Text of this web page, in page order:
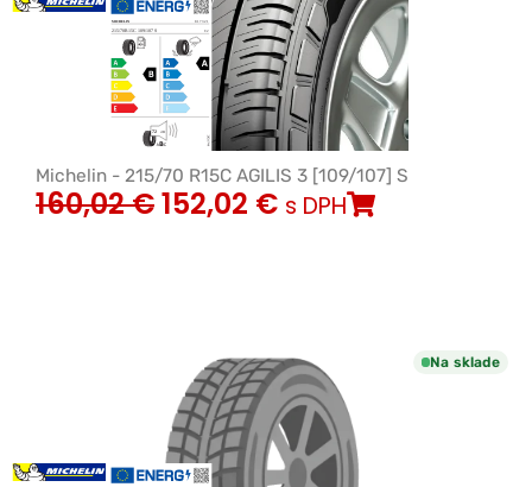
Michelin - 215/70 R15C AGILIS 3 [109/107] S
160,02€152,02 € s DPH
Na sklade